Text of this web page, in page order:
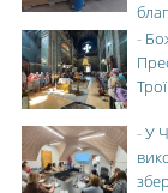
-
-У